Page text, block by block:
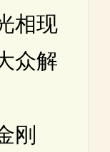
相现
众解
刚